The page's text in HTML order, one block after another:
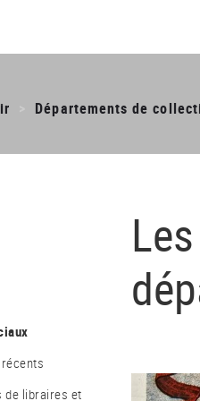
Départements de
récents